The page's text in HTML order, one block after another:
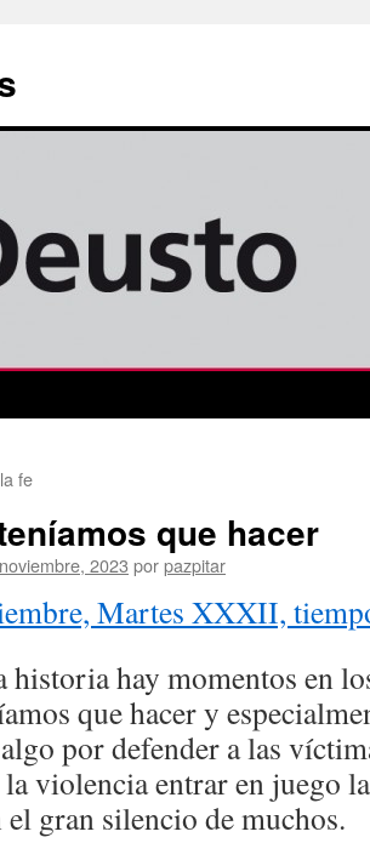
fe
que hacer
2023 porpazpitar
Martes XXXII,
historia hay momentos en
que hacer y
por defender a las
violencia entrar en juego
el gran silencio de muchos.